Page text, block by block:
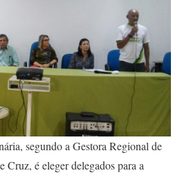
segundo a Gestora Regional de
Cruz, é eleger delegados para a